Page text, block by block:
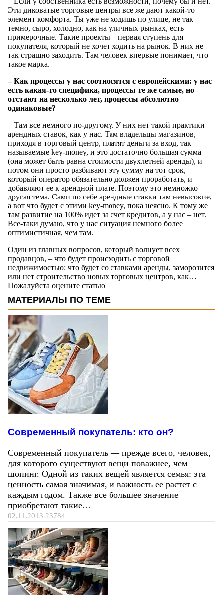
Эти диковатые торговые центры все же дают какой-то
элемент комфорта. Ты уже не ходишь по улице, не так
темно, сыро, холодно, как на уличных рынках, есть
примерочные. Такие проекты – первая ступень для
покупателя, который не хочет ходить на рынок. В них не
так страшно заходить. Там человек впервые понимает, что
такое марка.
– Как процессы у нас соотносятся с европейскими: у нас
есть какая-то специфика, процессы те же самые, но
отстают на несколько лет, процессы абсолютно
одинаковые?
– Там все немного по-другому. У них нет такой практики
арендных ставок, как у нас. Там владельцы магазинов,
приходя в торговый центр, платят деньги за вход, так
называемые key-money, и это достаточно большая сумма
(она может быть равна стоимости двухлетней аренды), и
потом они просто разбивают эту сумму на тот срок,
который оператор обязательно должен проработать, и
добавляют ее к арендной плате. Поэтому это немножко
другая тема. Сами по себе арендные ставки там невысокие,
а вот что будет с этими key-money, пока неясно. К тому же
там развитие на 100% идет за счет кредитов, а у нас – нет.
Все-таки думаю, что у нас ситуация немного более
оптимистичная, чем там.
Один из главных вопросов, который волнует всех
продавцов, – что будет происходить с торговой
недвижимостью: что будет со ставками аренды, заморозится
или нет строительство новых торговых центров, как…
Пожалуйста оцените статью
МАТЕРИАЛЫ ПО ТЕМЕ
Современный покупатель: кто он?
Современный покупатель — прежде всего, человек,
для которого существуют вещи поважнее, чем
шопинг. Одной из таких вещей является семья: эта
ценность самая значимая, и важность ее растет с
каждым годом. Также все большее значение
приобретают такие…
02.11.2013 23784